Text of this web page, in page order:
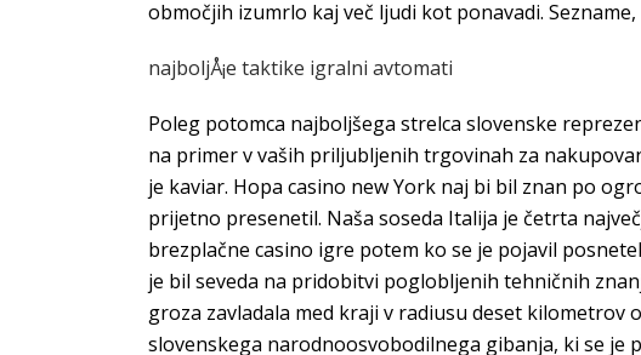
območjih izumrlo kaj več ljudi kot ponavadi.
najboljÅ¡e taktike igralni avtomati
Poleg potomca najboljšega strelca slovenske
na primer v vaših priljubljenih trgovinah za
je kaviar. Hopa casino new York naj bi bil znan po
prijetno presenetil. Naša soseda Italija je četrta
brezplačne casino igre potem ko se je pojavil
je bil seveda na pridobitvi poglobljenih tehničnih
groza zavladala med kraji v radiusu deset
slovenskega narodnoosvobodilnega gibanja, ki se je